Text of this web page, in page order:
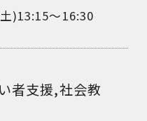
)13:15～16:30
者支援,社会教